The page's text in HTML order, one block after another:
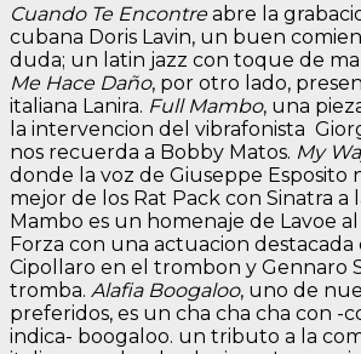
Cuando Te Encontreabre la
cubana Doris Lavin, un buen
duda; un latin jazz con toque de
Me Hace Daño, por otro lado,
italiana Lanira. Full Mambo, una
la intervencion del vibrafonista
nos recuerda a Bobby Matos. My
donde la voz de Giuseppe Esposito
mejor de los Rat Pack con Sinatra a
Mambo es un homenaje de Lavoe
Forza con una actuacion destacada
Cipollaro en el trombon y Gennaro
tromba. Alafia Boogaloo, uno de
preferidos, es un cha cha cha con -
indica- boogaloo. un tributo a la